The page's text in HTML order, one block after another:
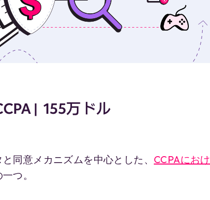
| 155万ドル
同意メカニズムを中心とした、 CCPAにおけ
つ。